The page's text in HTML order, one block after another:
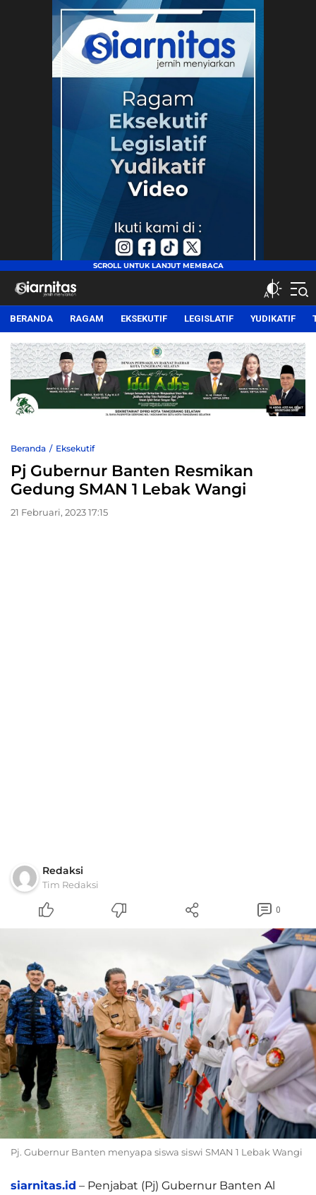
siarnitas
Jernih Menyiarkan
BERANDA RAGAM EKSEKUTIF LEGISLATIF YUDIKATIF
Beranda Eksekutif
Pj Gubernur Banten Resmikan
Gedung SMAN 1 Lebak Wangi
21 Februari, 2023 17:15
Redaksi
Tim Redaksi
0
Pj. Gubernur Banten menyapa siswa siswi SMAN 1 Lebak Wangi
siarnitas.id – Penjabat (Pj) Gubernur Banten Al